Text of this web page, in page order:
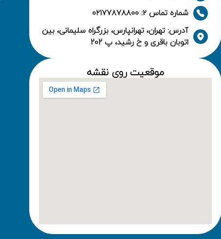
شماره تماس ۲: ۰۲۱۷۷۸۷۸۸۰۰
آدرس: تهران، تهرانپارس، بزرگراه سلیمانی، بین
اتوبان باقری و خ رشید، پ 202
موقعیت روی نقشه